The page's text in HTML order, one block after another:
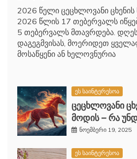
2026 წელი ცეცხლოვანი
2026 წლის 17 თებერვალს
5 თებერვალს მთავრდება.
დაგეგმვისას, მოერიდეთ
მოსაწყენი ან ხელოვნურია
ეს საინტერესოა
ცეცხლოვანი
მოდის – რა
ნოემბერი 19, 2025
ეს საინტერესოა